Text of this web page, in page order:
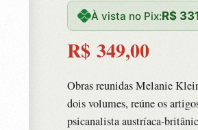
À vista no Pix:R$
R$ 349,00
Obras reunidas Melanie
dois volumes, reúne os
psicanalista austríaca-